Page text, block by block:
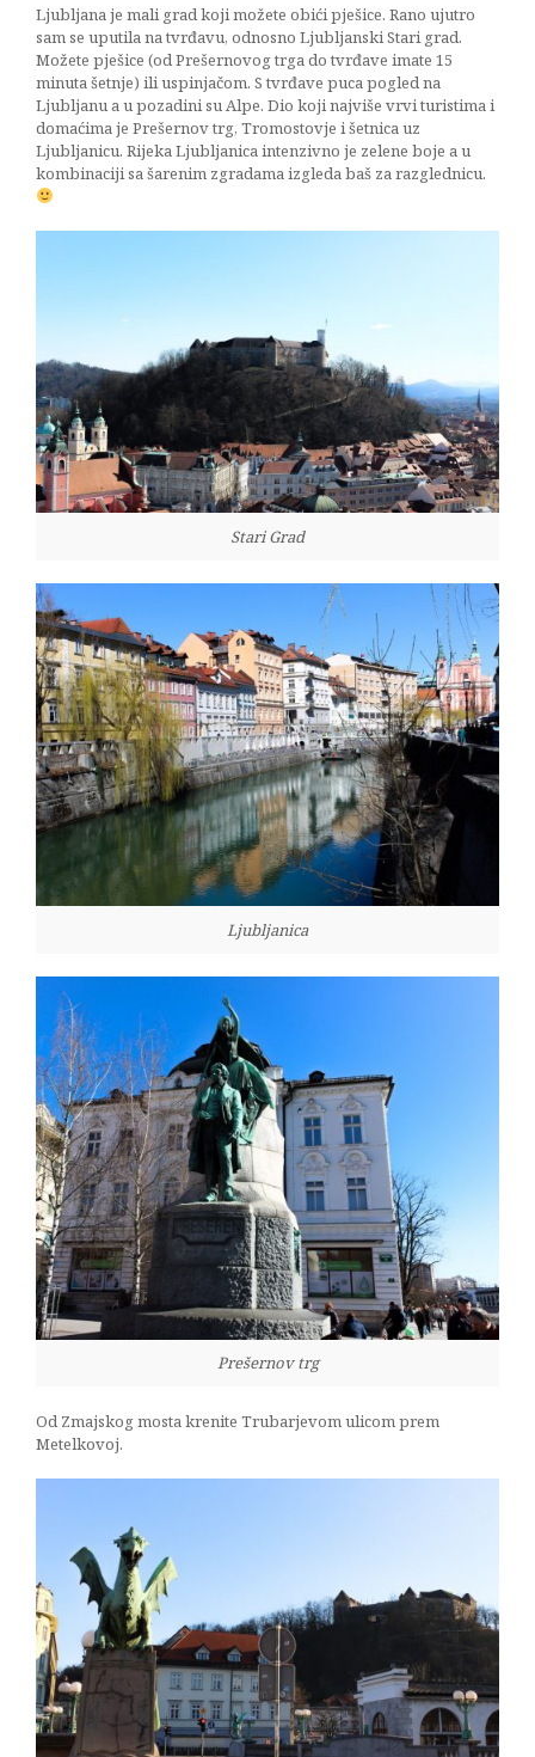
Ljubljana je mali grad koji možete obići pješice. Rano ujutro
sam se uputila na tvrđavu, odnosno Ljubljanski Stari grad.
Možete pješice (od Prešernovog trga do tvrđave imate 15
minuta šetnje) ili uspinjačom. S tvrđave puca pogled na
Ljubljanu a u pozadini su Alpe. Dio koji najviše vrvi turistima i
domaćima je Prešernov trg, Tromostovje i šetnica uz
Ljubljanicu. Rijeka Ljubljanica intenzivno je zelene boje a u
kombinaciji sa šarenim zgradama izgleda baš za razglednicu.
Stari Grad
Ljubljanica
Prešernov trg
Od Zmajskog mosta krenite Trubarjevom ulicom prem
Metelkovoj.